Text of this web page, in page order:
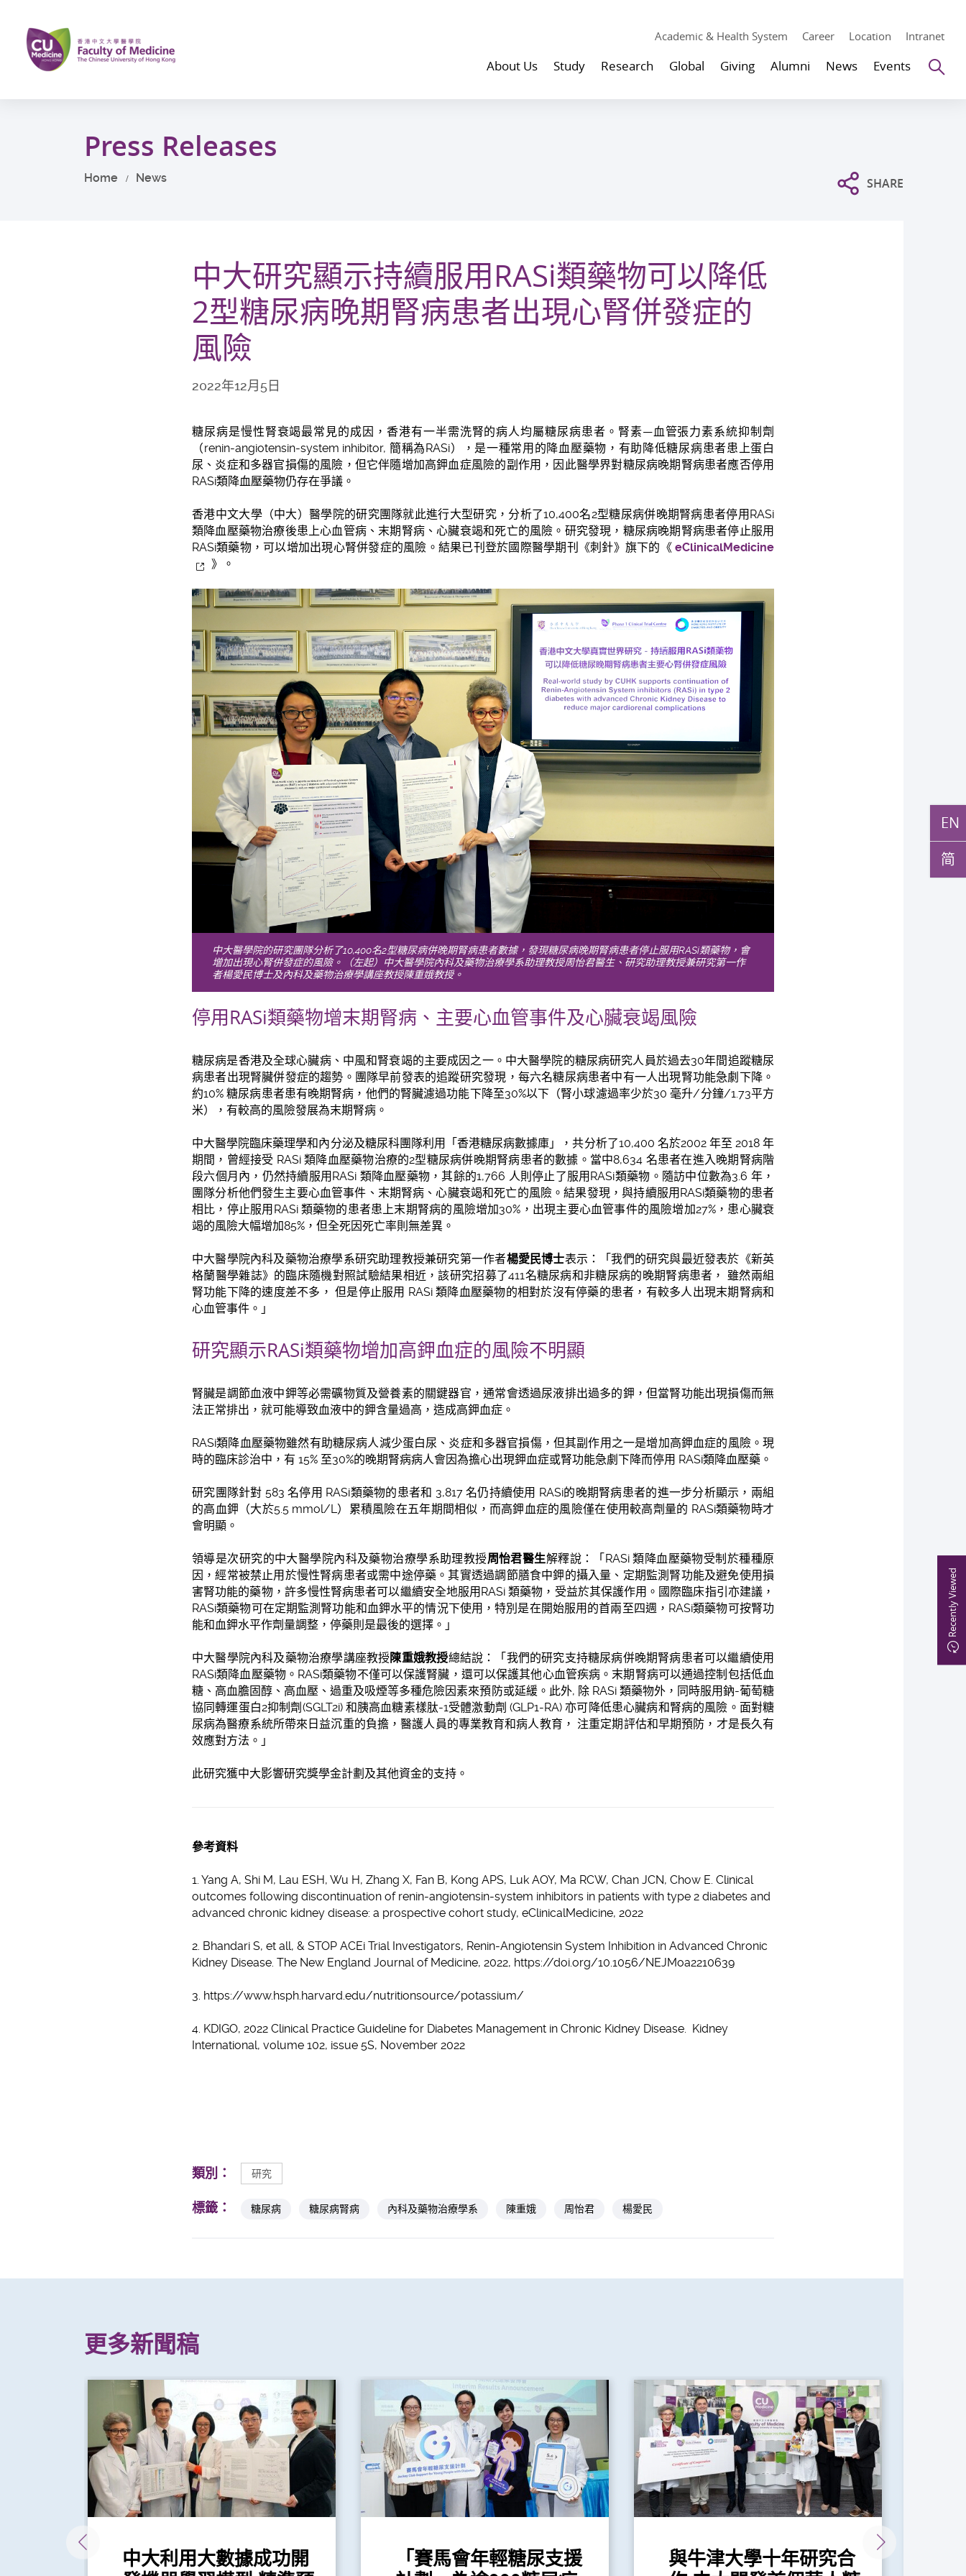
main
content
Academic & Health System Career Location Intranet
About Us Study Research Global Giving Alumni News Events
Recently Viewed
Press Releases
Home News SHARE
EN
简
中大研究顯示持續服用RASi類藥物可以降低
2型糖尿病晚期腎病患者出現心腎併發症的
風險
2022年12月5日
糖尿病是慢性腎衰竭最常見的成因，香港有一半需洗腎的病人均屬糖尿病患者。腎素—血管張力素系統抑制劑
（renin-angiotensin-system inhibitor, 簡稱為RASi），是一種常用的降血壓藥物，有助降低糖尿病患者患上蛋白
尿、炎症和多器官損傷的風險，但它伴隨增加高鉀血症風險的副作用，因此醫學界對糖尿病晚期腎病患者應否停用
RASi類降血壓藥物仍存在爭議。
香港中文大學（中大）醫學院的研究團隊就此進行大型研究，分析了10,400名2型糖尿病併晚期腎病患者停用RASi
類降血壓藥物治療後患上心血管病、末期腎病、心臟衰竭和死亡的風險。研究發現，糖尿病晚期腎病患者停止服用
RASi類藥物，可以增加出現心腎併發症的風險。結果已刊登於國際醫學期刊《刺針》旗下的《 eClinicalMedicine
》。
中大醫學院的研究團隊分析了10,400名2型糖尿病併晚期腎病患者數據，發現糖尿病晚期腎病患者停止服用RASi類藥物，會
增加出現心腎併發症的風險。（左起）中大醫學院內科及藥物治療學系助理教授周怡君醫生、研究助理教授兼研究第一作
者楊愛民博士及內科及藥物治療學講座教授陳重娥教授。
停用RASi類藥物增末期腎病、主要心血管事件及心臟衰竭風險
糖尿病是香港及全球心臟病、中風和腎衰竭的主要成因之一。中大醫學院的糖尿病研究人員於過去30年間追蹤糖尿
病患者出現腎臟併發症的趨勢。團隊早前發表的追蹤研究發現，每六名糖尿病患者中有一人出現腎功能急劇下降。
約10% 糖尿病患者患有晚期腎病，他們的腎臟濾過功能下降至30%以下（腎小球濾過率少於30 毫升/分鐘/1.73平方
米），有較高的風險發展為末期腎病。
中大醫學院臨床藥理學和內分泌及糖尿科團隊利用「香港糖尿病數據庫」，共分析了10,400 名於2002 年至 2018 年
期間，曾經接受 RASi 類降血壓藥物治療的2型糖尿病併晚期腎病患者的數據。當中8,634 名患者在進入晚期腎病階
段六個月內，仍然持續服用RASi 類降血壓藥物，其餘的1,766 人則停止了服用RASi類藥物。隨訪中位數為3.6 年，
團隊分析他們發生主要心血管事件、末期腎病、心臟衰竭和死亡的風險。結果發現，與持續服用RASi類藥物的患者
相比，停止服用RASi 類藥物的患者患上末期腎病的風險增加30%，出現主要心血管事件的風險增加27%，患心臟衰
竭的風險大幅增加85%，但全死因死亡率則無差異。
中大醫學院內科及藥物治療學系研究助理教授兼研究第一作者楊愛民博士表示：「我們的研究與最近發表於《新英
格蘭醫學雜誌》的臨床隨機對照試驗結果相近，該研究招募了411名糖尿病和非糖尿病的晚期腎病患者， 雖然兩組
腎功能下降的速度差不多， 但是停止服用 RASi 類降血壓藥物的相對於沒有停藥的患者，有較多人出現末期腎病和
心血管事件。」
研究顯示RASi類藥物增加高鉀血症的風險不明顯
腎臟是調節血液中鉀等必需礦物質及營養素的關鍵器官，通常會透過尿液排出過多的鉀，但當腎功能出現損傷而無
法正常排出，就可能導致血液中的鉀含量過高，造成高鉀血症。
RASi類降血壓藥物雖然有助糖尿病人減少蛋白尿、炎症和多器官損傷，但其副作用之一是增加高鉀血症的風險。現
時的臨床診治中，有 15% 至30%的晚期腎病病人會因為擔心出現鉀血症或腎功能急劇下降而停用 RASi類降血壓藥。
研究團隊針對 583 名停用 RASi類藥物的患者和 3,817 名仍持續使用 RASi的晚期腎病患者的進一步分析顯示，兩組
的高血鉀（大於5.5 mmol/L）累積風險在五年期間相似，而高鉀血症的風險僅在使用較高劑量的 RASi類藥物時才
會明顯。
領導是次研究的中大醫學院內科及藥物治療學系助理教授周怡君醫生解釋說：「RASi 類降血壓藥物受制於種種原
因，經常被禁止用於慢性腎病患者或需中途停藥。其實透過調節膳食中鉀的攝入量、定期監測腎功能及避免使用損
害腎功能的藥物，許多慢性腎病患者可以繼續安全地服用RASi 類藥物，受益於其保護作用。國際臨床指引亦建議，
RASi類藥物可在定期監測腎功能和血鉀水平的情況下使用，特別是在開始服用的首兩至四週，RASi類藥物可按腎功
能和血鉀水平作劑量調整，停藥則是最後的選擇。」
中大醫學院內科及藥物治療學講座教授陳重娥教授總結說：「我們的研究支持糖尿病併晚期腎病患者可以繼續使用
RASi類降血壓藥物。RASi類藥物不僅可以保護腎臟，還可以保護其他心血管疾病。末期腎病可以通過控制包括低血
糖、高血膽固醇、高血壓、過重及吸煙等多種危險因素來預防或延緩。此外, 除 RASi 類藥物外，同時服用鈉-葡萄糖
協同轉運蛋白2抑制劑(SGLT2i) 和胰高血糖素樣肽-1受體激動劑 (GLP1-RA) 亦可降低患心臟病和腎病的風險。面對糖
尿病為醫療系統所帶來日益沉重的負擔，醫護人員的專業教育和病人教育， 注重定期評估和早期預防，才是長久有
效應對方法。」
此研究獲中大影響研究獎學金計劃及其他資金的支持。
參考資料
1. Yang A, Shi M, Lau ESH, Wu H, Zhang X, Fan B, Kong APS, Luk AOY, Ma RCW, Chan JCN, Chow E. Clinical
outcomes following discontinuation of renin-angiotensin-system inhibitors in patients with type 2 diabetes and
advanced chronic kidney disease: a prospective cohort study, eClinicalMedicine, 2022
2. Bhandari S, et all, & STOP ACEi Trial Investigators, Renin-Angiotensin System Inhibition in Advanced Chronic
Kidney Disease. The New England Journal of Medicine, 2022, https://doi.org/10.1056/NEJMoa2210639
3. https://www.hsph.harvard.edu/nutritionsource/potassium/
4. KDIGO, 2022 Clinical Practice Guideline for Diabetes Management in Chronic Kidney Disease. Kidney
International, volume 102, issue 5S, November 2022
類別： 研究
標籤： 糖尿病 糖尿病腎病 內科及藥物治療學系 陳重娥 周怡君 楊愛民
更多新聞稿
中大利用大數據成功開
「賽馬會年輕糖尿支援
與牛津大學十年研究合